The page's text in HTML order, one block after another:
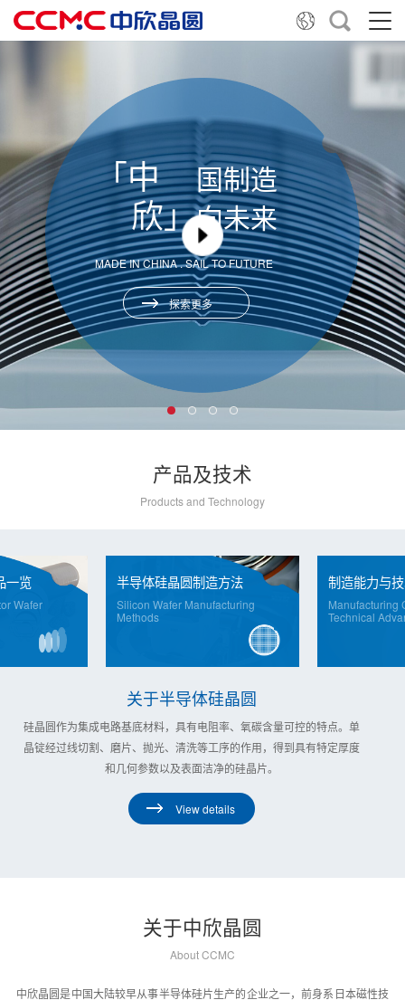
「中国制造
欣」向未来
MADE IN CHINA . SAIL TO FUTURE
探索更多
产品及技术
Products and Technology
一览
Wafer
半导体硅晶圆制造方法
Silicon Wafer Manufacturing
Methods
制造能力与
Manufacturing
Technical
关于半导体硅晶圆
硅晶圆作为集成电路基底材料，具有电阻率、氧碳含量可控的特点。单
晶锭经过线切割、磨片、抛光、清洗等工序的作用，得到具有特定厚度
和几何参数以及表面洁净的硅晶片。
View details
关于中欣晶圆
About CCMC
中欣晶圆是中国大陆较早从事半导体硅片生产的企业之一，前身系日本磁性技